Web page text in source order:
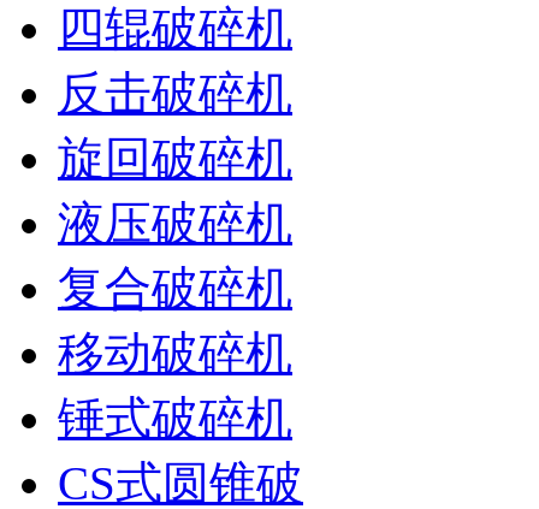
四辊破碎机
反击破碎机
旋回破碎机
液压破碎机
复合破碎机
移动破碎机
锤式破碎机
CS式圆锥破